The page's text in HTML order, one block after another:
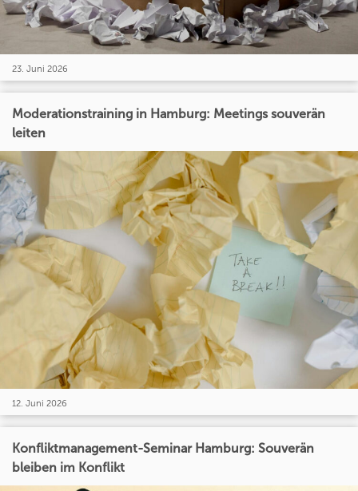
23. Juni 2026
Moderationstraining in Hamburg: Meetings souverän
leiten
12. Juni 2026
Konfliktmanagement-Seminar Hamburg: Souverän
bleiben im Konflikt